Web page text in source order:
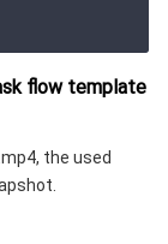
flow template
the used